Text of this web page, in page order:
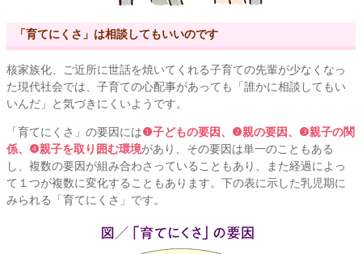
「育てにくさ」は相談してもいいのです
核家族化、ご近所に世話を焼いてくれる子育ての先輩が少なくなっ
た現代社会では、子育ての心配事があっても「誰かに相談してもい
いんだ」と気づきにくいようです。
「育てにくさ」の要因には❶子どもの要因、❷親の要因、❸親子の関
係、❹親子を取り囲む環境があり、その要因は単一のこともある
し、複数の要因が組み合わさっていることもあり、また経過によっ
て１つが複数に変化することもあります。下の表に示した乳児期に
みられる「育てにくさ」です。